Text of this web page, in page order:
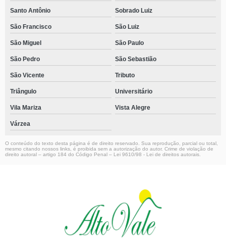
Santo Antônio Sobrado Luiz
São Francisco São Luiz
São Miguel São Paulo
São Pedro São Sebastião
São Vicente Tributo
Triângulo Universitário
Vila Mariza Vista Alegre
Várzea
O conteúdo do texto desta página é de direito reservado. Sua reprodução, parcial ou total,
mesmo citando nossos links, é proibida sem a autorização do autor. Crime de violação de
direito autoral – artigo 184 do Código Penal – Lei 9610/98 - Lei de direitos autorais